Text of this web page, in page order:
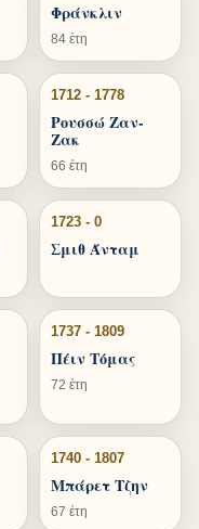
Φράνκλιν
84 έτη
1712 - 1778
Ρουσσώ Ζαν-
Ζακ
66 έτη
1723 - 0
Σμιθ Άνταμ
1737 - 1809
Πέιν Τόμας
72 έτη
1740 - 1807
Μπάρετ Τζην
67 έτη